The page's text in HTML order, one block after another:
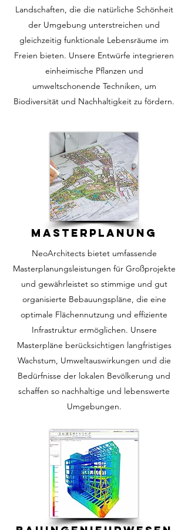
Landschaften, die die natürliche Schönheit
der Umgebung unterstreichen und
gleichzeitig funktionale Lebensräume im
Freien bieten. Unsere Entwürfe integrieren
einheimische Pflanzen und
umweltschonende Techniken, um
Biodiversität und Nachhaltigkeit zu fördern.
MASTERPLANUNG
NeoArchitects bietet umfassende
Masterplanungsleistungen für Großprojekte
und gewährleistet so stimmige und gut
organisierte Bebauungspläne, die eine
optimale Flächennutzung und effiziente
Infrastruktur ermöglichen. Unsere
Masterpläne berücksichtigen langfristiges
Wachstum, Umweltauswirkungen und die
Bedürfnisse der lokalen Bevölkerung und
schaffen so nachhaltige und lebenswerte
Umgebungen.